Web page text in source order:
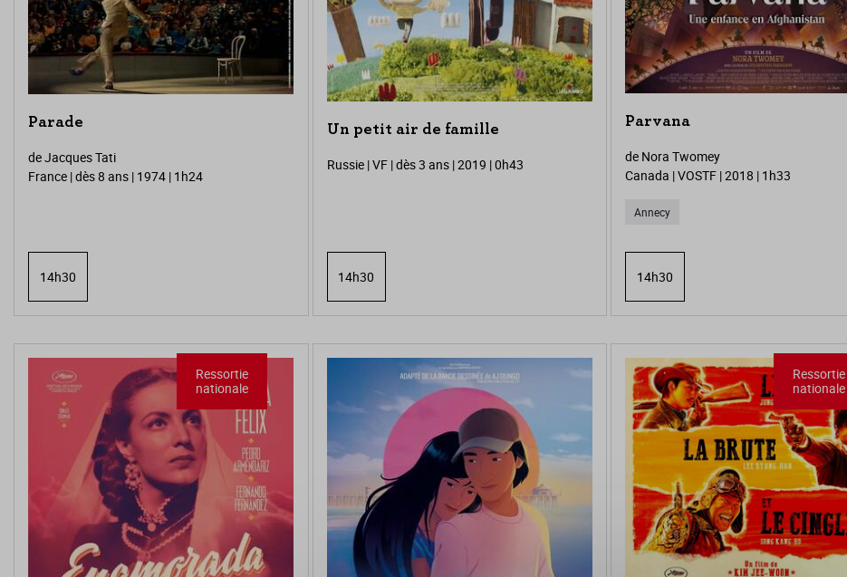
Parade
de Jacques Tati
France | dès 8 ans | 1974 | 1h24
14h30
Un petit air de famille
Russie | VF | dès 3 ans | 2019 | 0h43
14h30
Parvana
de Nora Twomey
Canada | VOSTF | 2018 | 1h33
Annecy
14h30
Ressortie
nationale
Ressortie
nationale